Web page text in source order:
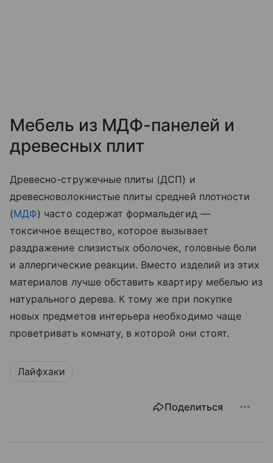
Мебель из МДФ-панелей и
древесных плит
Древесно-стружечные плиты (ДСП) и
древесноволокнистые плиты средней плотности
(МДФ) часто содержат формальдегид —
токсичное вещество, которое вызывает
раздражение слизистых оболочек, головные боли
и аллергические реакции. Вместо изделий из этих
материалов лучше обставить квартиру мебелью из
натурального дерева. К тому же при покупке
новых предметов интерьера необходимо чаще
проветривать комнату, в которой они стоят.
Лайфхаки
Поделиться